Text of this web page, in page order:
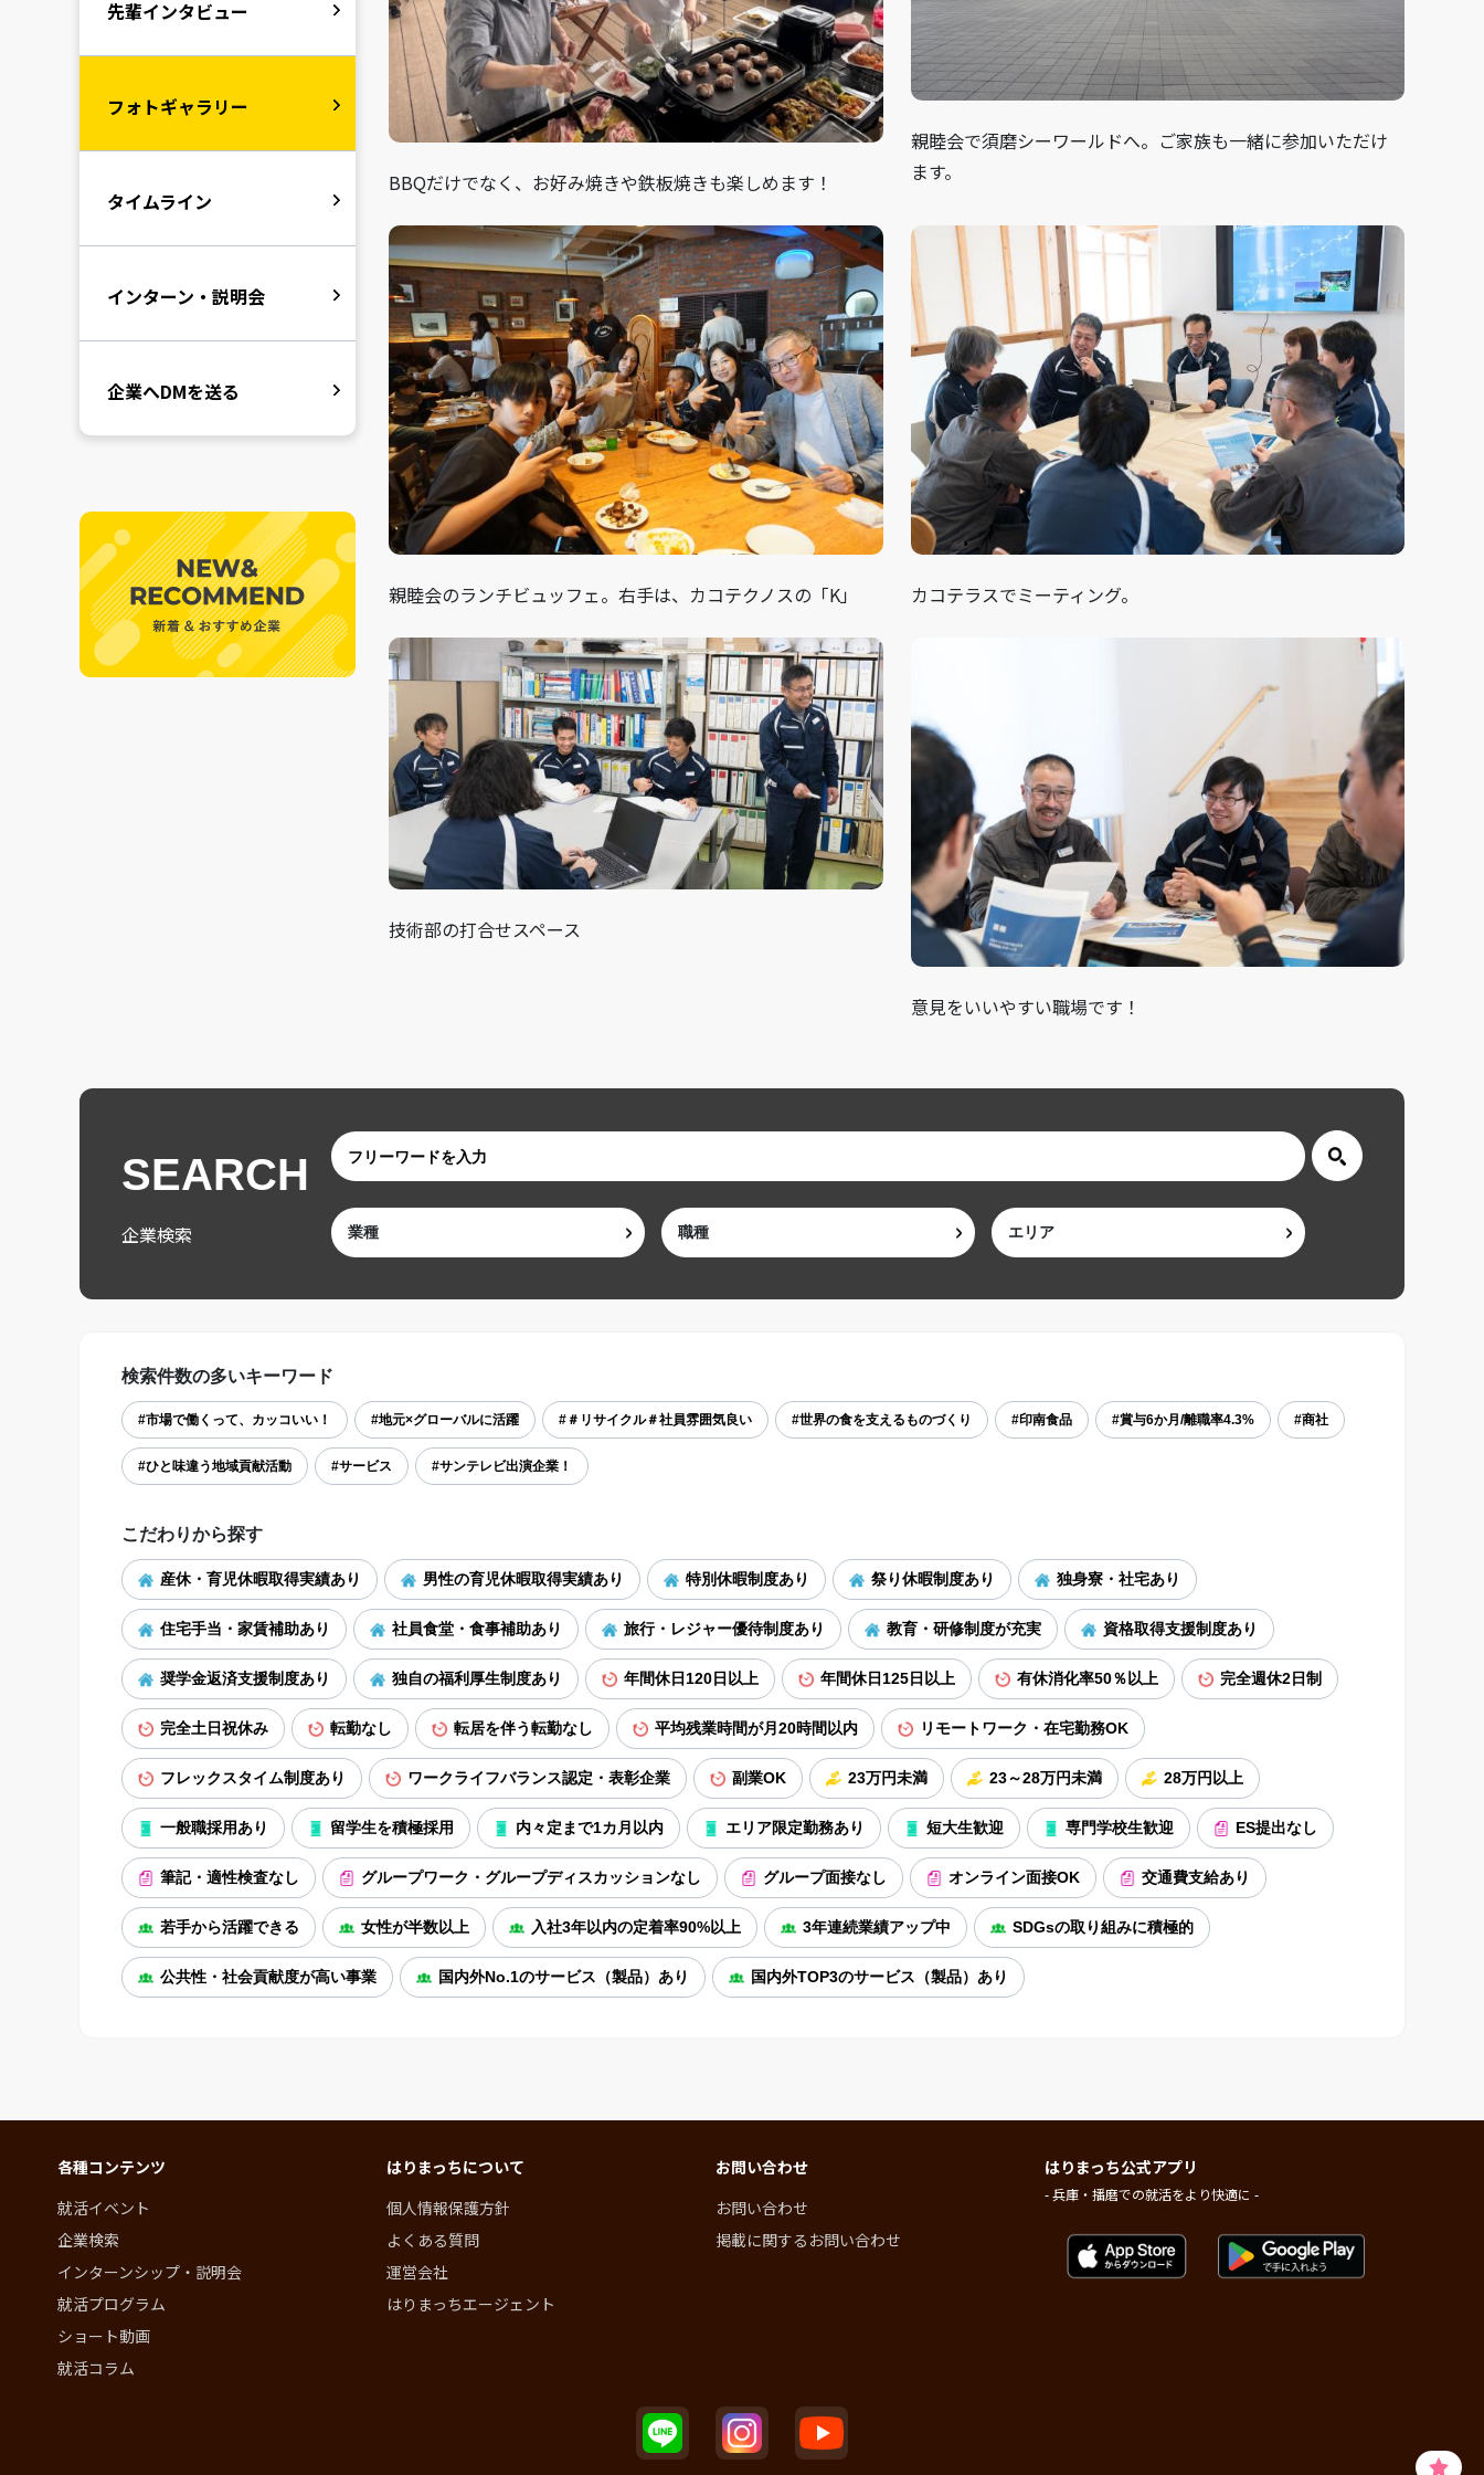
BBQだけでなく、お好み焼きや鉄板焼きも楽しめます！
親睦会で須磨シーワールドへ。ご家族も一緒に参加いただけ
ます。
親睦会のランチビュッフェ。右手は、カコテクノスの「K」 カコテラスでミーティング。
技術部の打合せスペース
意見をいいやすい職場です！
先輩インタビュー
フォトギャラリー
タイムライン
インターン・説明会
企業へDMを送る
SEARCH
企業検索
検索件数の多いキーワード
#市場で働くって、カッコいい！ #地元×グローバルに活躍 #＃リサイクル＃社員雰囲気良い #世界の食を支えるものづくり #印南食品 #賞与6か月/離職率4.3% #商社
#ひと味違う地域貢献活動 #サービス #サンテレビ出演企業！
こだわりから探す
産休・育児休暇取得実績あり 男性の育児休暇取得実績あり 特別休暇制度あり 祭り休暇制度あり 独身寮・社宅あり
住宅手当・家賃補助あり 社員食堂・食事補助あり 旅行・レジャー優待制度あり 教育・研修制度が充実 資格取得支援制度あり
奨学金返済支援制度あり 独自の福利厚生制度あり 年間休日120日以上 年間休日125日以上 有休消化率50％以上 完全週休2日制
完全土日祝休み 転勤なし 転居を伴う転勤なし 平均残業時間が月20時間以内 リモートワーク・在宅勤務OK
フレックスタイム制度あり ワークライフバランス認定・表彰企業 副業OK 23万円未満 23～28万円未満 28万円以上
一般職採用あり 留学生を積極採用 内々定まで1カ月以内 エリア限定勤務あり 短大生歓迎 専門学校生歓迎 ES提出なし
筆記・適性検査なし グループワーク・グループディスカッションなし グループ面接なし オンライン面接OK 交通費支給あり
若手から活躍できる 女性が半数以上 入社3年以内の定着率90%以上 3年連続業績アップ中 SDGsの取り組みに積極的
公共性・社会貢献度が高い事業 国内外No.1のサービス（製品）あり 国内外TOP3のサービス（製品）あり
各種コンテンツ
就活イベント
企業検索
インターンシップ・説明会
就活プログラム
ショート動画
就活コラム
はりまっちについて
個人情報保護方針
よくある質問
運営会社
はりまっちエージェント
お問い合わせ
お問い合わせ
掲載に関するお問い合わせ
はりまっち公式アプリ
- 兵庫・播磨での就活をより快適に -